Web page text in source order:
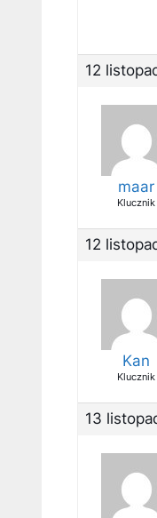
12
maar
Klucznik
12
Kan
Klucznik
13